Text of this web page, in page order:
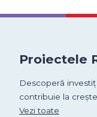
Proiectele
Descoperă
contribuie la
Vezi toate